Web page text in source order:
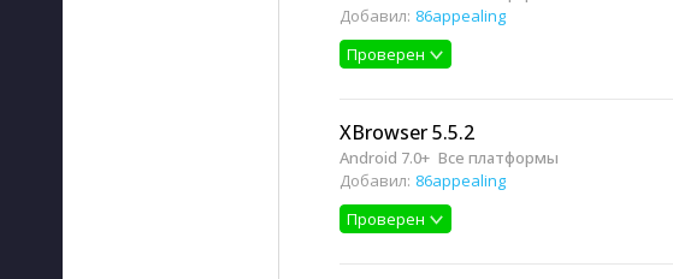
Добавил: 86appealing
Проверен
XBrowser 5.5.2
Android 7.0+ Все платформы
Добавил: 86appealing
Проверен